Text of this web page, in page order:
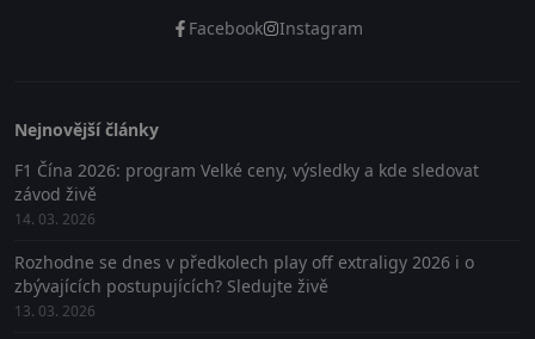
Facebook Instagram
Nejnovější články
F1 Čína 2026: program Velké ceny, výsledky a kde sledovat
závod živě
14. 03. 2026
Rozhodne se dnes v předkolech play off extraligy 2026 i o
zbývajících postupujících? Sledujte živě
13. 03. 2026